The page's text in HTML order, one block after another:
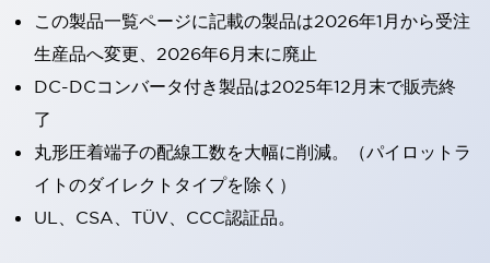
この製品一覧ページに記載の製品は2026年1月から受注
生産品へ変更、2026年6月末に廃止
DC-DCコンバータ付き製品は2025年12月末で販売終
了
丸形圧着端子の配線工数を大幅に削減。（パイロットラ
イトのダイレクトタイプを除く）
UL、CSA、TÜV、CCC認証品。